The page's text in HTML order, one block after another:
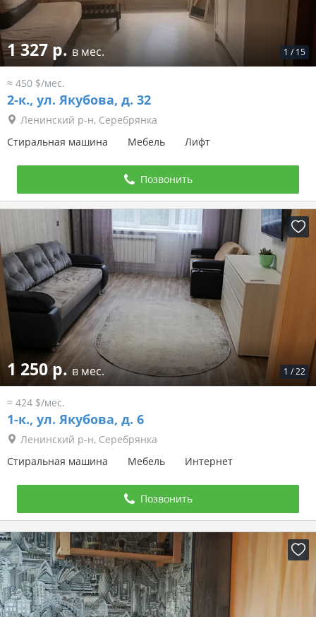
1 / 15
1 327 р. в мес.
≈ 450 $/мес.
2-к., ул. Якубова, д. 32
Ленинский р-н, Серебрянка
Стиральная машина
Мебель Лифт
Позвонить
1 /22
1 250 р.в мес.
≈ 424 $/мес.
1-к., ул. Якубова, д. 6
Ленинский р-н, Серебрянка
Стиральная машина
Мебель Интернет
Позвонить